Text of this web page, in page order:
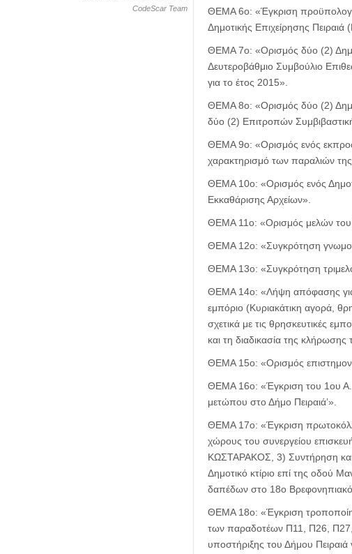
CodeScar Team
ΘΕΜΑ 6ο: «Έγκριση
Δημοτικής Επιχείρησης
ΘΕΜΑ 7ο: «Ορισμός δύο (2)
Δευτεροβάθμιο Συμβούλιο
για το έτος 2015».
ΘΕΜΑ 8ο: «Ορισμός δύο (2)
δύο (2) Επιτροπών
ΘΕΜΑ 9ο: «Ορισμός ενός
χαρακτηρισμό των παραλιών
ΘΕΜΑ 10ο: «Ορισμός ενός
Εκκαθάρισης Αρχείων».
ΘΕΜΑ 11ο: «Ορισμός μελών
ΘΕΜΑ 12ο: «Συγκρότηση
ΘΕΜΑ 13ο: «Συγκρότηση
ΘΕΜΑ 14ο: «Λήψη απόφασης για
εμπόριο (Κυριακάτικη αγορά,
σχετικά με τις θρησκευτικές
και τη διαδικασία της
ΘΕΜΑ 15ο: «Ορισμός
ΘΕΜΑ 16ο: «Έγκριση του 1ου
μετώπου στο Δήμο Πειραιά’».
ΘΕΜΑ 17ο: «Έγκριση
χώρους του συνεργείου
ΚΩΣΤΑΡΑΚΟΣ, 3) Συντήρηση και
Δημοτικό κτίριο επί της οδού
δαπέδων στο 18ο
ΘΕΜΑ 18ο: «Έγκριση
των παραδοτέων Π11, Π26, Π27,
υποστήριξης του Δήμου Πειραιά